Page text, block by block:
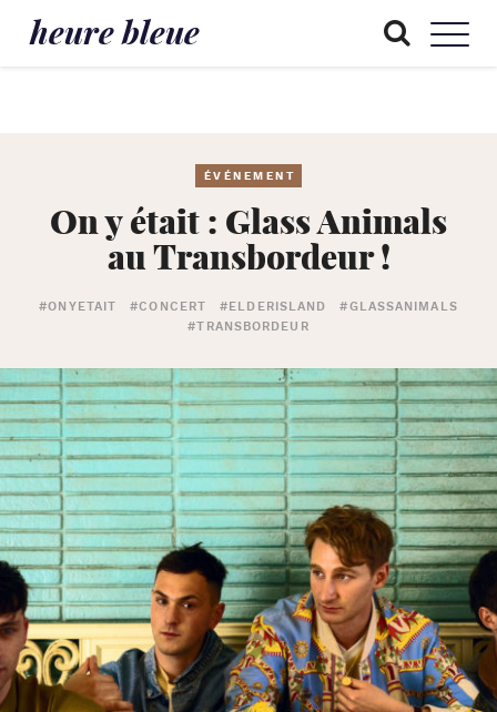
heure bleue
ÉVÉNEMENT
On y était : Glass Animals
au Transbordeur !
#ONYETAIT #CONCERT #ELDERISLAND
#GLASSANIMALS
#TRANSBORDEUR